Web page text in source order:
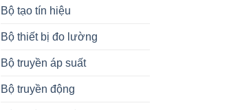
Bộ tạo tín hiệu
Bộ thiết bị đo lường
Bộ truyền áp suất
Bộ truyền động